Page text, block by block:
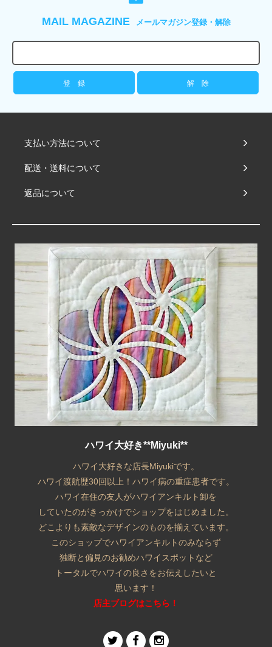
MAIL MAGAZINE メールマガジン登録・解除
支払い方法について
配送・送料について
返品について
ハワイ大好き**Miyuki**
ハワイ大好きな店長Miyukiです。
ハワイ渡航歴30回以上！ハワイ病の重症患者です。
ハワイ在住の友人がハワイアンキルト卸を
していたのがきっかけでショップをはじめました。
どこよりも素敵なデザインのものを揃えています。
このショップでハワイアンキルトのみならず
独断と偏見のお勧めハワイスポットなど
トータルでハワイの良さをお伝えしたいと
思います！
店主ブログはこちら！